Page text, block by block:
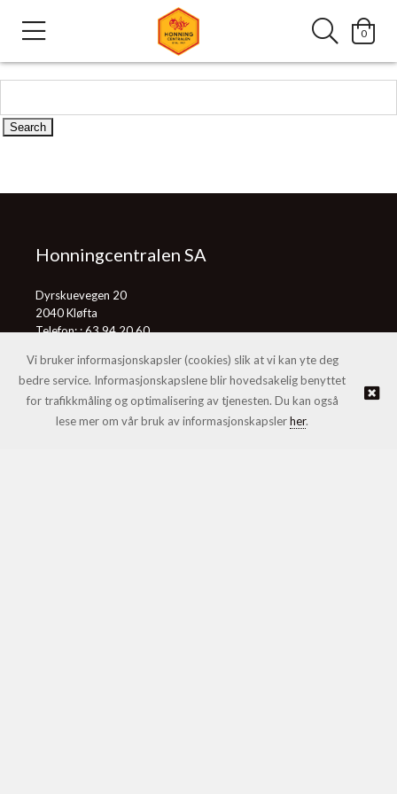
0
Honningcentralen SA
Dyrskuevegen 20
2040 Kløfta
Telefon: :63 94 20 60
© Honningcentralen SA |Nettbutikk levert av Kréatif
Vi bruker informasjonskapsler (cookies) slik at vi kan yte deg
bedre service. Informasjonskapslene blir hovedsakelig benyttet
for trafikkmåling og optimalisering av tjenesten. Du kan også
lese mer om vår bruk av informasjonskapslerher.